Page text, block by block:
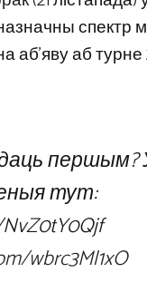
спектр
аб’яву аб турне
першым?
тут:
wbrc3Ml1xO